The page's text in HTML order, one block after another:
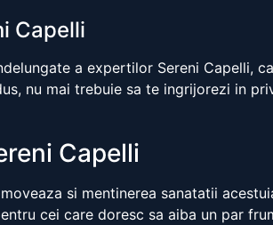
Capelli
a expertilor Sereni Capelli,
nu mai trebuie sa te ingrijorezi in
Capelli
si mentinerea sanatatii
cei care doresc sa aiba un par